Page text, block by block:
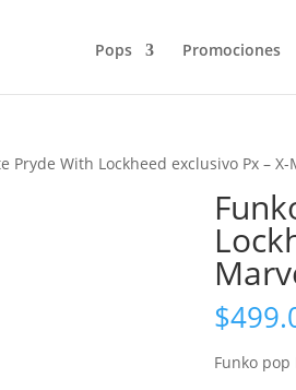
Pops Promociones
Pryde With Lockheed exclusivo Px –
$
Funko pop